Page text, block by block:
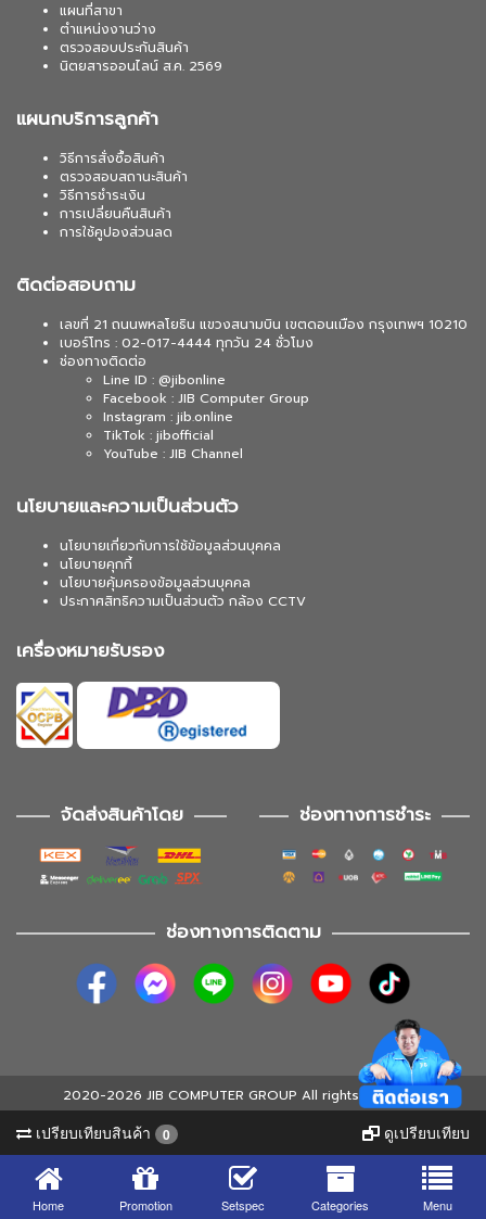
แผนที่สาขา
ตำแหน่งงานว่าง
ตรวจสอบประกันสินค้า
นิตยสารออนไลน์ ส.ค. 2569
แผนกบริการลูกค้า
วิธีการสั่งซื้อสินค้า
ตรวจสอบสถานะสินค้า
วิธีการชำระเงิน
การเปลี่ยนคืนสินค้า
การใช้คูปองส่วนลด
ติดต่อสอบถาม
เลขที่ 21 ถนนพหลโยธิน แขวงสนามบิน เขตดอนเมือง กรุงเทพฯ 10210
เบอร์โทร : 02-017-4444 ทุกวัน 24 ชั่วโมง
ช่องทางติดต่อ
Line ID : @jibonline
Facebook : JIB Computer Group
Instagram : jib.online
TikTok : jibofficial
YouTube : JIB Channel
นโยบายและความเป็นส่วนตัว
นโยบายเกี่ยวกับการใช้ข้อมูลส่วนบุคคล
นโยบายคุกกี้
นโยบายคุ้มครองข้อมูลส่วนบุคคล
ประกาศสิทธิความเป็นส่วนตัว กล้อง CCTV
เครื่องหมายรับรอง
จัดส่งสินค้าโดย ช่องทางการชำระ
ช่องทางการติดตาม
2020-2026 JIB COMPUTER GROUP All rights reserved
เปรียบเทียบสินค้า 0 ดูเปรียบเทียบ
Home Promotion Setspec Categories Menu